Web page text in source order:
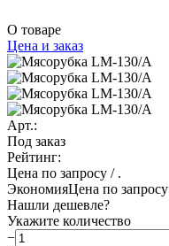
О товаре
Цена и заказ
Арт.:
Под заказ
Рейтинг:
Цена по запросу / .
ЭкономияЦена по запросу
Нашли дешевле?
Укажите количество
−